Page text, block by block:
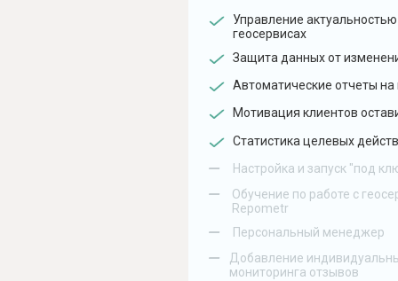
Управление
геосервисах
Защита данных от
Автоматические отчеты на
Мотивация клиентов
Статистика целевых
– Настройка и запуск "под
–
Обучение по работе с
Repometr
– Персональный менеджер
–
Добавление
мониторинга отзывов